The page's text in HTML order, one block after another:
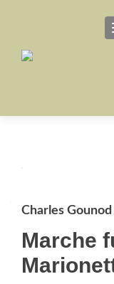
Charles Gounod
Marche